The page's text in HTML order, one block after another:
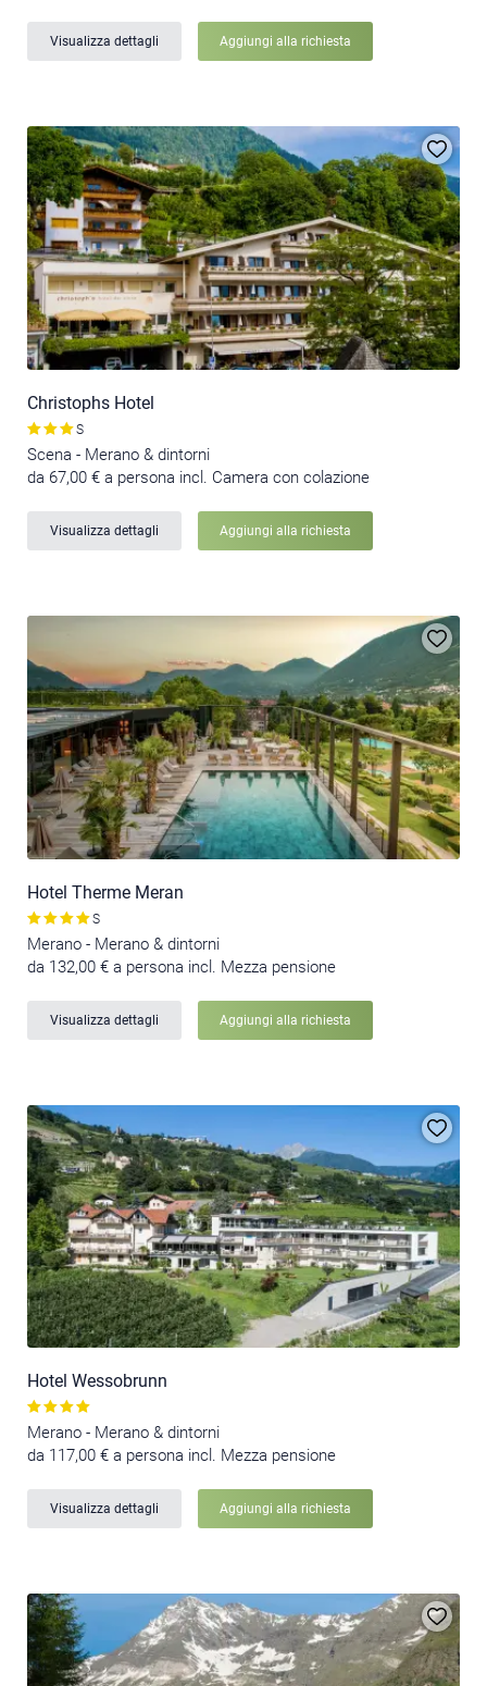
Visualizza dettagli Aggiungi alla richiesta
Christophs Hotel
S
Scena - Merano & dintorni
da 67,00 € a persona incl. Camera con colazione
Visualizza dettagli Aggiungi alla richiesta
Hotel Therme Meran
S
Merano - Merano & dintorni
da 132,00 € a persona incl. Mezza pensione
Visualizza dettagli Aggiungi alla richiesta
Hotel Wessobrunn
Merano - Merano & dintorni
da 117,00 € a persona incl. Mezza pensione
Visualizza dettagli Aggiungi alla richiesta